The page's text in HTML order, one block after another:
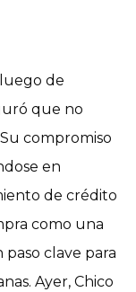
de
que no
compromiso
en
de crédito
como una
clave para
Ayer, Chico